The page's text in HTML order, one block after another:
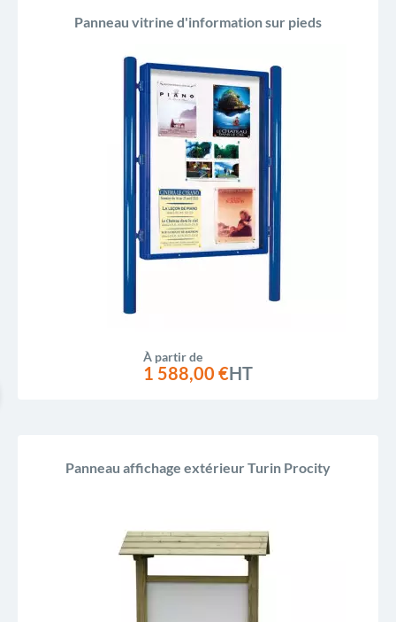
Panneau vitrine d'information sur pieds
À partir de
1 588,00 €HT
Panneau affichage extérieur Turin Procity